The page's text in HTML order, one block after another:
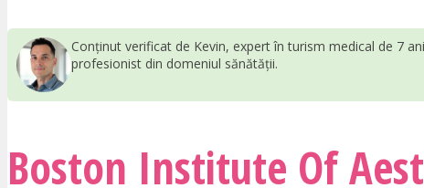
Conținut verificat de Kevin, expert în turism medical de 7
profesionist din domeniul sănătății.
Boston Institute Of